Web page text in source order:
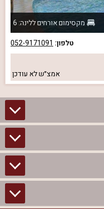
מקסימום אורחים ללינה: 6
טלפון: 052-9171091
אמצ״שלא עודכן